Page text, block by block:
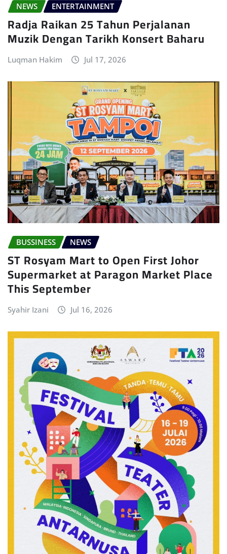
NEWS ENTERTAINMENT
Radja Raikan 25 Tahun Perjalanan
Muzik Dengan Tarikh Konsert Baharu
Luqman Hakim Jul 17, 2026
BUSSINESS NEWS
ST Rosyam Mart to Open First Johor
Supermarket at Paragon Market Place
This September
Syahir Izani Jul 16, 2026